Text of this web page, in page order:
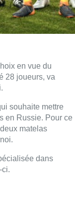
en vue du
28 joueurs, va
souhaite mettre
en Russie. Pour ce
matelas
dans
ci.